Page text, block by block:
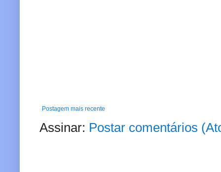
Postagem mais recente
Assinar: Postar comentários